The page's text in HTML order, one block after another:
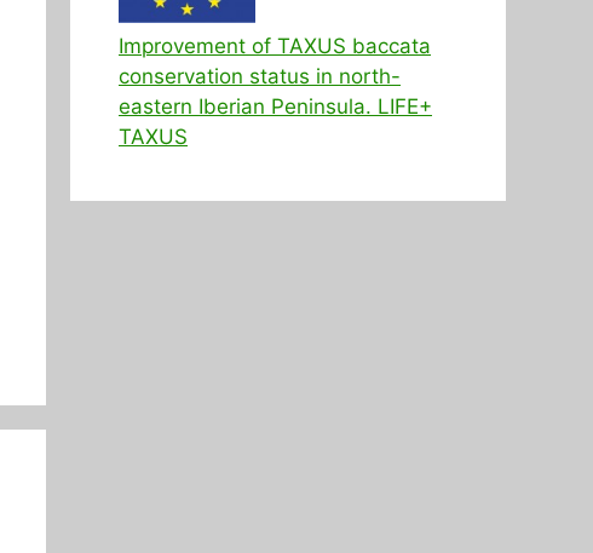
Improvement of TAXUS baccata
conservation status in north-
eastern Iberian Peninsula. LIFE+
TAXUS